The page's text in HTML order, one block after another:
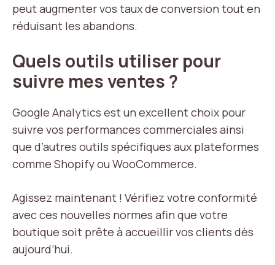
peut augmenter vos taux de conversion tout en
réduisant les abandons.
Quels outils utiliser pour
suivre mes ventes ?
Google Analytics est un excellent choix pour
suivre vos performances commerciales ainsi
que d’autres outils spécifiques aux plateformes
comme Shopify ou WooCommerce.
Agissez maintenant ! Vérifiez votre conformité
avec ces nouvelles normes afin que votre
boutique soit prête à accueillir vos clients dès
aujourd’hui.